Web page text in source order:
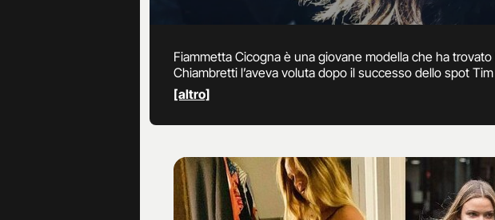
Fiammetta Cicogna è una giovane modella che ha
Chiambretti l’aveva voluta dopo il successo dello spot
trasmissione per varie incomprensioni. Fiammetta ha
Maxim in scatti super sexy. Recentemente è stata
[altro]